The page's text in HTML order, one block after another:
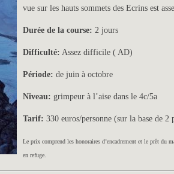
vue sur les hauts sommets des Ecrins est
Durée de la course: 2 jours
Difficulté: Assez difficile ( AD)
Période: de juin à octobre
Niveau: grimpeur à l’aise dans le 4c/5a
Tarif: 330 euros/personne (sur la base de 2
Le prix comprend les honoraires d’encadrement et le prêt du
en refuge.